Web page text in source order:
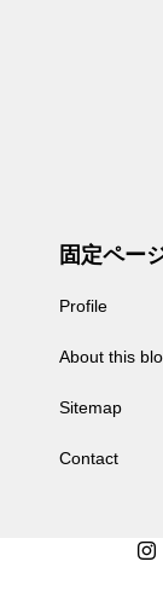
固定ペー
Profile
About this
Sitemap
Contact